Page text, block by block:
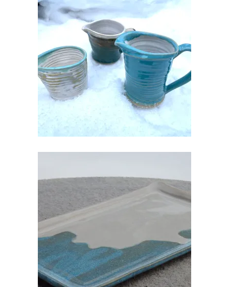
KERAAMILINE KOORE VÕI
KASTMEKANNUKE
€ 20.00
KERAAMILINE KANDILINE VAAGEN